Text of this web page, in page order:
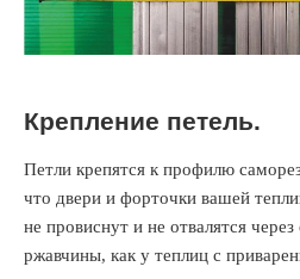
Крепление петель.
Петли крепятся к профилю
что двери и форточки вашей
не провиснут и не отвалятся через
ржавчины, как у теплиц с